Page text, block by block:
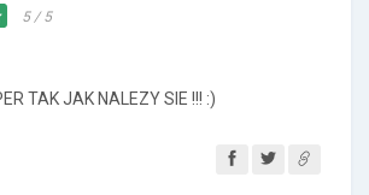
5 / 5
TAK JAK NALEZY SIE !!! :)